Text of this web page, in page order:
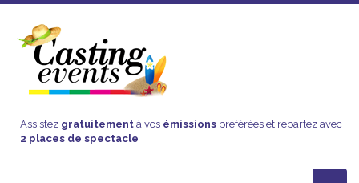
Assistez gratuitement à vos émissions préférées et repartez avec
2 places de spectacle